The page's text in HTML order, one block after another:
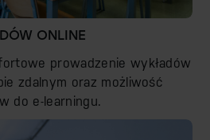
ONLINE
prowadzenie wykładów
zdalnym oraz możliwość
do e-learningu.